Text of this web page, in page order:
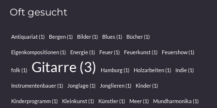
Oft gesucht
Antiquariat(1) Bergen(1) Bilder(1) Blues(1) Bücher(1)
Eigenkompositionen(1) Energie(1) Feuer(1) Feuerkunst(1) Feuershow(1)
folk (1) Gitarre (3) Hamburg(1) Holzarbeiten(1) Indie(1)
Instrumentenbauer(1) Jonglage(1) Jonglieren(1) Kinder(1)
Kinderprogramm(1) Kleinkunst(1) Künstler(1) Meer(1) Mundharmonika (1)